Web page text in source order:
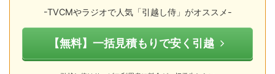
-TVCMやラジオで人気「引越し侍」がオススメ-
【無料】一括見積もりで安く引越